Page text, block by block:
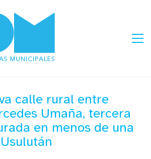
calle rural entre
Umaña, tercera
en menos de una